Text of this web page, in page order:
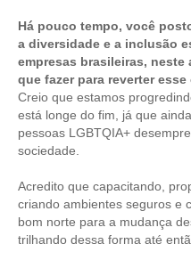
Há pouco tempo, você
a diversidade e a inclusão
empresas brasileiras, neste
que fazer para reverter esse
Creio que estamos
está longe do fim, já que
pessoas LGBTQIA+
sociedade.
Acredito que capacitando,
criando ambientes seguros e
bom norte para a mudança
trilhando dessa forma até